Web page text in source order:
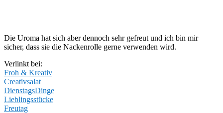
Die Uroma hat sich aber dennoch sehr gefreut und ich bin mir
sicher, dass sie die Nackenrolle gerne verwenden wird.
Verlinkt bei:
Froh & Kreativ
Creativsalat
DienstagsDinge
Lieblingsstücke
Freutag